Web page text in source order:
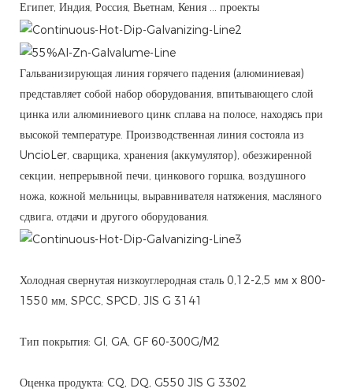
Египет, Индия, Россия, Вьетнам, Кения ... проекты
Гальванизирующая линия горячего падения (алюминиевая)
представляет собой набор оборудования, впитывающего слой
цинка или алюминиевого цинк сплава на полосе, находясь при
высокой температуре. Производственная линия состояла из
UncioLer, сварщика, хранения (аккумулятор), обезжиренной
секции, непрерывной печи, цинкового горшка, воздушного
ножа, кожной мельницы, выравнивателя натяжения, масляного
сдвига, отдачи и другого оборудования.
Холодная свернутая низкоуглеродная сталь 0,12-2,5 мм x 800-
1550 мм, SPCC, SPCD, JIS G 3141
Тип покрытия: GI, GA, GF 60-300G/M2
Оценка продукта: CQ, DQ, G550 JIS G 3302